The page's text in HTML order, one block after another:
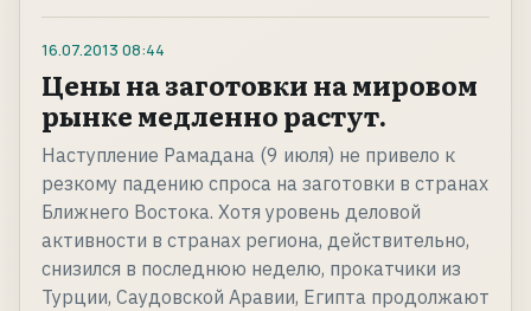
16.07.2013 08:44
Цены на заготовки на мировом
рынке медленно растут.
Наступление Рамадана (9 июля) не привело к
резкому падению спроса на заготовки в странах
Ближнего Востока. Хотя уровень деловой
активности в странах региона, действительно,
снизился в последнюю неделю, прокатчики из
Турции, Саудовской Аравии, Египта продолжают